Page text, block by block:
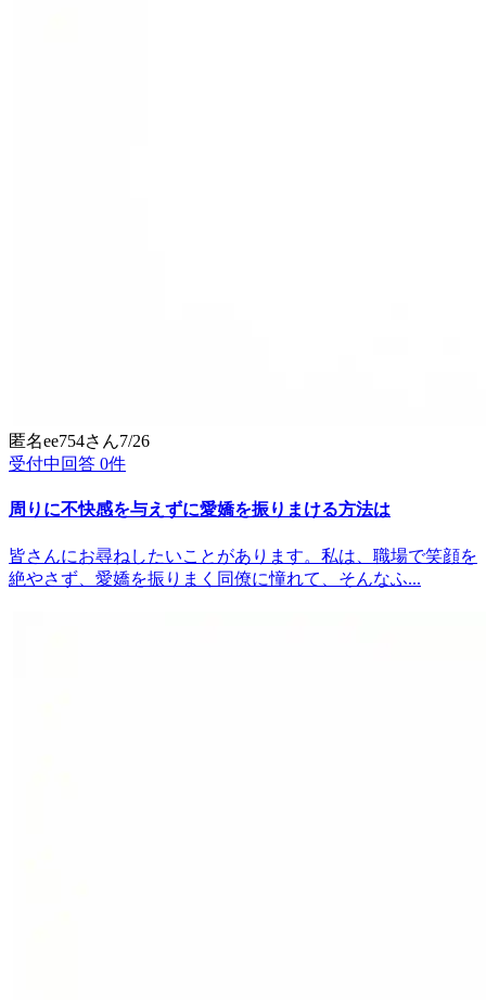
匿名ee754さん7/26
受付中 回答 0件
周りに不快感を与えずに愛嬌を振りまける方法は
皆さんにお尋ねしたいことがあります。私は、職場で笑顔を
絶やさず、愛嬌を振りまく同僚に憧れて、そんなふ...